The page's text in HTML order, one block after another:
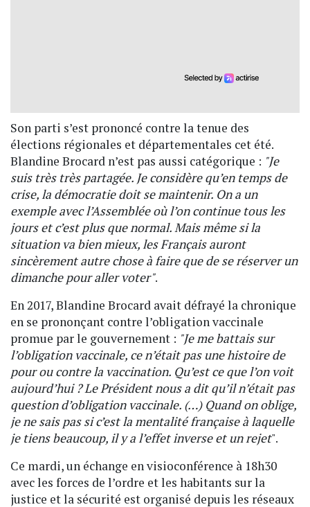
Son parti s’est prononcé contre la tenue des
élections régionales et départementales cet été.
Blandine Brocard n’est pas aussi catégorique : "Je
suis très très partagée. Je considère qu’en temps de
crise, la démocratie doit se maintenir. On a un
exemple avec l’Assemblée où l’on continue tous les
jours et c’est plus que normal. Mais même si la
situation va bien mieux, les Français auront
sincèrement autre chose à faire que de se réserver un
dimanche pour aller voter".
En 2017, Blandine Brocard avait défrayé la chronique
en se prononçant contre l’obligation vaccinale
promue par le gouvernement : "Je me battais sur
l’obligation vaccinale, ce n’était pas une histoire de
pour ou contre la vaccination. Qu’est ce que l’on voit
aujourd’hui ? Le Président nous a dit qu’il n’était pas
question d’obligation vaccinale. (…) Quand on oblige,
je ne sais pas si c’est la mentalité française à laquelle
je tiens beaucoup, il y a l’effet inverse et un rejet".
Ce mardi, un échange en visioconférence à 18h30
avec les forces de l’ordre et les habitants sur la
justice et la sécurité est organisé depuis les réseaux